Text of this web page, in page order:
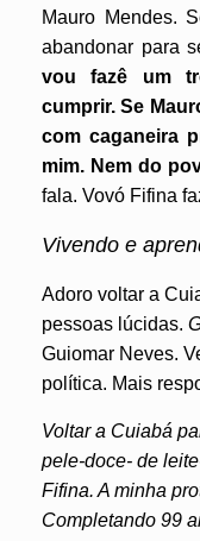
Mauro Mendes.
abandonar para
vou fazê um
cumprir. Se
com caganeira
mim. Nem do
fala. Vovó Fifina
Vivendo e
Adoro voltar a
pessoas lúcidas.
Guiomar Neves.
política. Mais
Voltar a Cuiabá
pele-doce- de
Fifina. A minha
Completando 99